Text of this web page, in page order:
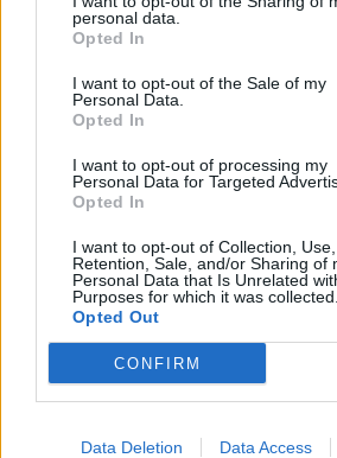
personal data.
Opted In
I want to opt-out of the Sale of my
Personal Data.
Opted In
I want to opt-out of processing my
Personal Data for Targeted
Opted In
I want to opt-out of Collection, Use,
Retention, Sale, and/or Sharing of
Personal Data that Is Unrelated
Purposes for which it was collected.
Opted Out
CONFIRM
Data Deletion Data Access
Lapin
päättyy – rahat loppuivat
Kela muuttaa